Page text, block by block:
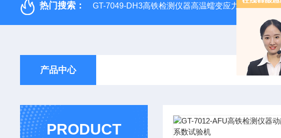
热门搜索： GT-7049-DH3高铁检测仪器高温蠕变应力松弛试验机
产品中心
PRODUCT